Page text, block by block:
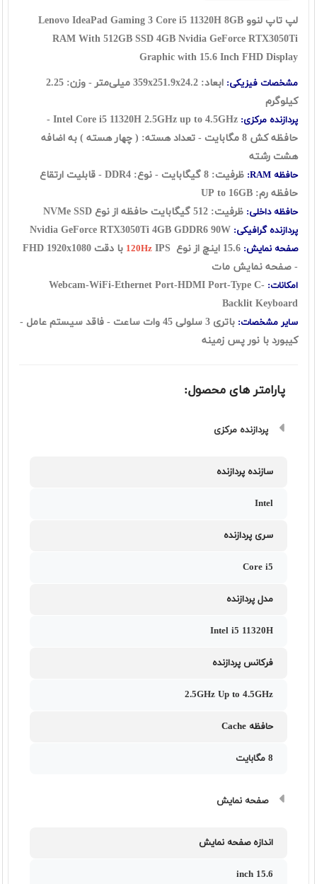
لپ تاپ لنوو Lenovo IdeaPad Gaming 3 Core i5 11320H 8GB
RAM With 512GB SSD 4GB Nvidia GeForce RTX3050Ti
Graphic with 15.6 Inch FHD Display
مشخصات فیزیکی:
ابعاد: 359x251.9x24.2 میلی‌متر - وزن: 2.25
کیلوگرم
پردازنده مرکزی:
Intel Core i5 11320H 2.5GHz up to 4.5GHz -
حافظه کش 8 مگابایت - تعداد هسته: ( چهار هسته ) به اضافه
هشت رشته
حافظه RAM:
ظرفیت: 8 گيگابايت - نوع: DDR4 - قابلیت ارتقاع
حافظه رم: UP to 16GB
حافظه داخلی: ظرفیت: 512 گیگابایت حافظه از نوع NVMe SSD
پردازنده گرافیکی:
صفحه نمایش: 120Hz
IPS با دقت FHD 1920x1080
- صفحه نمایش مات
امکانات: Webcam-WiFi-Ethernet Port-HDMI Port-Type C-
Backlit Keyboard
سایر مشخصات:
باتری 3 سلولی 45 وات ساعت - فاقد سیستم عامل -
کیبورد با نور پس زمینه
پارامتر های محصول:
پردازنده مرکزی
سازنده پردازنده
Intel
سری پردازنده
Core i5
مدل پردازنده
Intel i5 11320H
فرکانس پردازنده
2.5GHz Up to 4.5GHz
حافظه Cache
8 مگابایت
صفحه نمایش
اندازه صفحه نمایش
15.6 inch